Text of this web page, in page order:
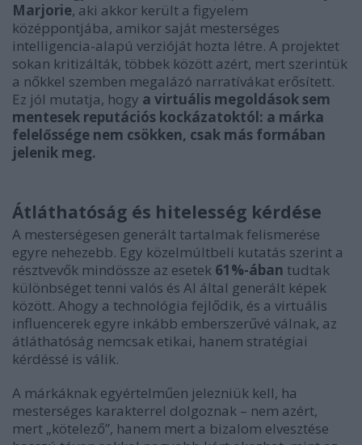
Marjorie, aki akkor került a figyelem
középpontjába, amikor saját mesterséges
intelligencia-alapú verzióját hozta létre. A projektet
sokan kritizálták, többek között azért, mert szerintük
a nőkkel szemben megalázó narratívákat erősített.
Ez jól mutatja, hogy a virtuális megoldások sem
mentesek reputációs kockázatoktól: a márka
felelőssége nem csökken, csak más formában
jelenik meg.
Átláthatóság és hitelesség kérdése
A mesterségesen generált tartalmak felismerése
egyre nehezebb. Egy közelmúltbeli kutatás szerint a
résztvevők mindössze az esetek 61%-ában tudtak
különbséget tenni valós és AI által generált képek
között. Ahogy a technológia fejlődik, és a virtuális
influencerek egyre inkább emberszerűvé válnak, az
átláthatóság nemcsak etikai, hanem stratégiai
kérdéssé is válik.
A márkáknak egyértelműen jelezniük kell, ha
mesterséges karakterrel dolgoznak – nem azért,
mert „kötelező”, hanem mert a bizalom elvesztése